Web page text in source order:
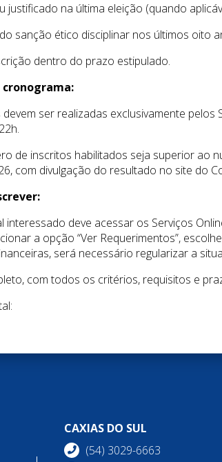
justificado na última eleição (quando
sanção ético disciplinar nos últimos oito
dentro do prazo estipulado.
cronograma:
ser realizadas exclusivamente pelos
de inscritos habilitados seja superior ao
com divulgação do resultado no site do
interessado deve acessar os Serviços
a opção “Ver Requerimentos”,
será necessário regularizar a
com todos os critérios, requisitos e
CAXIAS DO SUL
(54) 3029-6663